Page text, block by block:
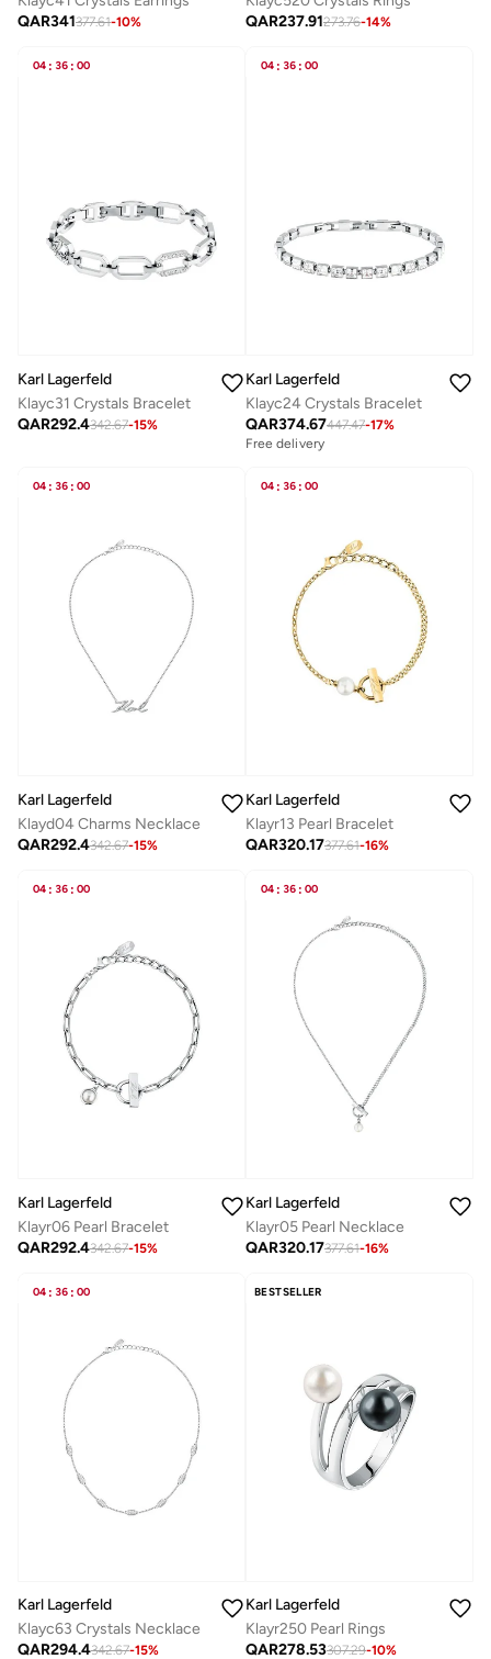
QAR341377.61-10%
QAR237.91273.76-14%
04 : 36 : 00
Karl Lagerfeld
Klayc31 Crystals Bracelet
QAR292.4342.67-15%
04 : 36 : 00
Karl Lagerfeld
Klayc24 Crystals Bracelet
QAR374.67447.47-17%
Free delivery
04 : 36 : 00
Karl Lagerfeld
Klayd04 Charms Necklace
QAR292.4342.67-15%
04 : 36 : 00
Karl Lagerfeld
Klayr13 Pearl Bracelet
QAR320.17377.61-16%
04 : 36 : 00
Karl Lagerfeld
Klayr06 Pearl Bracelet
QAR292.4342.67-15%
04 : 36 : 00
Karl Lagerfeld
Klayr05 Pearl Necklace
QAR320.17377.61-16%
04 : 36 : 00
Karl Lagerfeld
Klayc63 Crystals Necklace
QAR294.4342.67-15%
BESTSELLER
Karl Lagerfeld
Klayr250 Pearl Rings
QAR278.53307.29-10%